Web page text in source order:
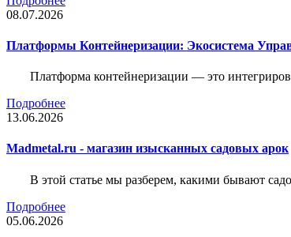
08.07.2026
Платформы Контейнеризации: Экосистема
Платформа контейнеризации — это
Подробнее
13.06.2026
Madmetal.ru - магазин изысканных садовых арок
В этой статье мы разберем, какими бывают
Подробнее
05.06.2026